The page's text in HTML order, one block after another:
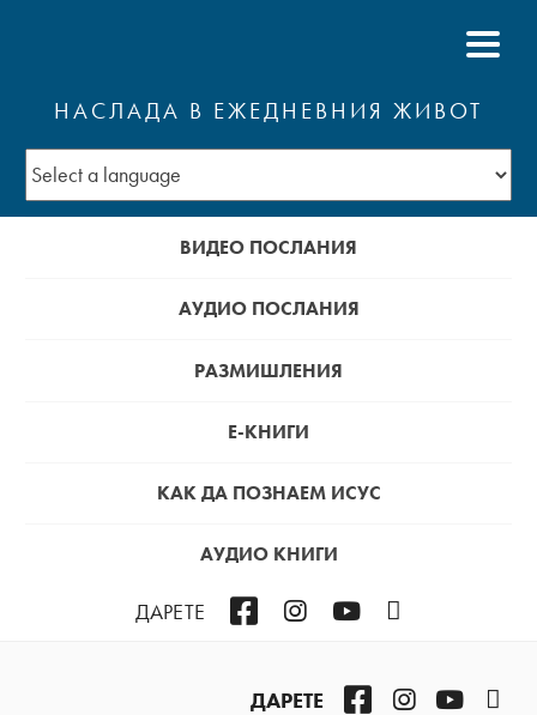
НАСЛАДА В ЕЖЕДНЕВНИЯ ЖИВОТ
ВИДЕО ПОСЛАНИЯ
АУДИО ПОСЛАНИЯ
РАЗМИШЛЕНИЯ
Е-КНИГИ
КАК ДА ПОЗНАЕМ ИСУС
АУДИО КНИГИ
ДАРЕТЕ FacebookInstagramYouTube
ДАРЕТЕ Facebook
Instagram